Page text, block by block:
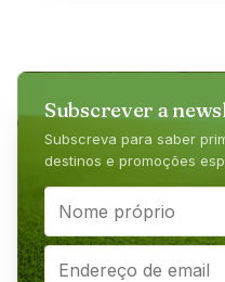
Subscrever a
Subscreva para saber
destinos e promoções